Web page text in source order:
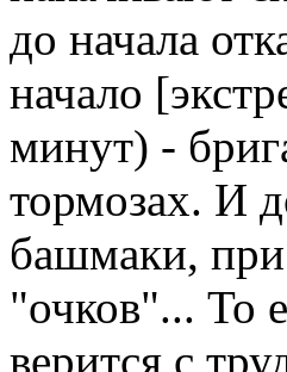
до начала
начало
минут) -
тормозах. И
башмаки, при
"очков"... То
верится с